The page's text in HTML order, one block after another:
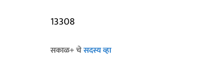
13308
सकाळ+ चेसदस्य व्हा